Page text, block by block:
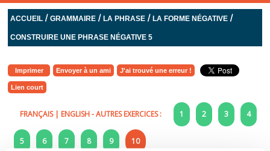
ACCUEIL /GRAMMAIRE /LA PHRASE /LA FORME NÉGATIVE /
CONSTRUIRE UNE PHRASE NÉGATIVE 5
Imprimer Envoyer à un ami J'ai trouvé une erreur !
Lien court
FRANÇAIS| ENGLISH- AUTRES EXERCICES : 1 2 3 4
5 6 7 8 9 10